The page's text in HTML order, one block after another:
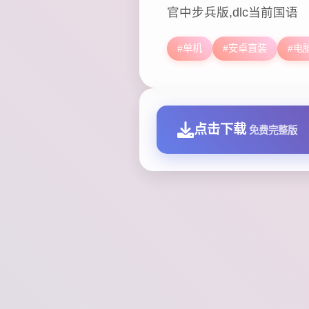
官中步兵版,dlc当前国语
#单机 #安卓直装 #电
点击下载 免费完整版